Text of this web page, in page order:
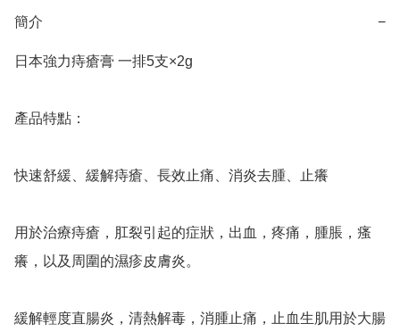
簡介 −
日本強力痔瘡膏 一排5支×2g
產品特點：
快速舒緩、緩解痔瘡、長效止痛、消炎去腫、止癢
用於治療痔瘡，肛裂引起的症狀，出血，疼痛，腫脹，瘙
癢，以及周圍的濕疹皮膚炎。
緩解輕度直腸炎，清熱解毒，消腫止痛，止血生肌用於大腸